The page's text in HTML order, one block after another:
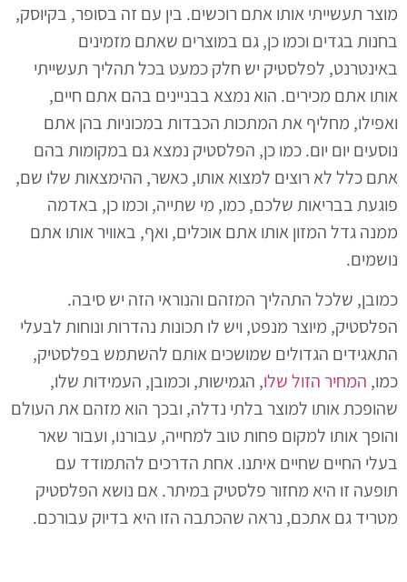
מוצר תעשייתי אותו אתם רוכשים. בין עם זה בסופר, בקיוסק,
בחנות בגדים וכמו כן, גם במוצרים שאתם מזמינים
באינטרנט, לפלסטיק יש חלק כמעט בכל תהליך תעשייתי
אותו אתם מכירים. הוא נמצא בבניינים בהם אתם חיים,
ואפילו, מחליף את המתכות הכבדות במכוניות בהן אתם
נוסעים יום יום. כמו כן, הפלסטיק נמצא גם במקומות בהם
אתם כלל לא רוצים למצוא אותו, כאשר, ההימצאות שלו שם,
פוגעת בבריאות שלכם, כמו, מי שתייה, וכמו כן, באדמה
ממנה גדל המזון אותו אתם אוכלים, ואף, באוויר אותו אתם
נושמים.
כמובן, שלכל התהליך המזהם והנוראי הזה יש סיבה.
הפלסטיק, מיוצר מנפט, ויש לו תכונות נהדרות ונוחות לבעלי
התאגידים הגדולים שמושכים אותם להשתמש בפלסטיק,
כמו, המחיר הזול שלו, הגמישות, וכמובן, העמידות שלו,
שהופכת אותו למוצר בלתי נדלה, ובכך הוא מזהם את העולם
והופך אותו למקום פחות טוב למחייה, עבורנו, ועבור שאר
בעלי החיים שחיים איתנו. אחת הדרכים להתמודד עם
תופעה זו היא מחזור פלסטיק במיתר. אם נושא הפלסטיק
מטריד גם אתכם, נראה שהכתבה הזו היא בדיוק עבורכם.